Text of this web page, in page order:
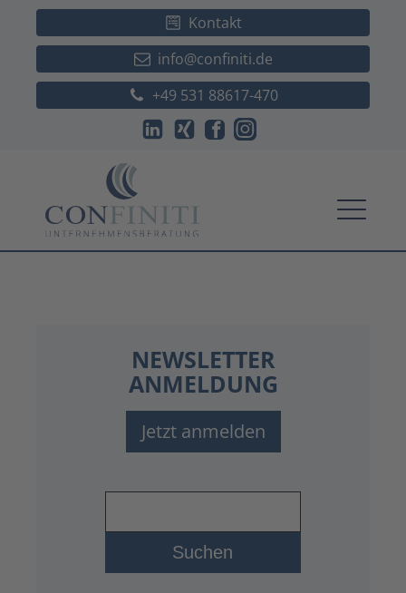
Kontakt
info@confiniti.de
+49 531 88617-470
NEWSLETTER
ANMELDUNG
Jetzt anmelden